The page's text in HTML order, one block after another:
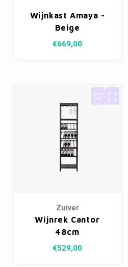
Wijnkast Amaya -
Beige
€669,00
Zuiver
Wijnrek Cantor
48cm
€529,00